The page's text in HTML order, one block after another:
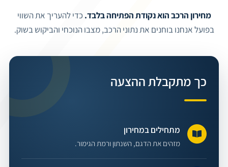
מחירון הרכב הוא נקודת הפתיחה בלבד. כדי להעריך את השווי
בפועל אנחנו בוחנים את נתוני הרכב, מצבו הנוכחי והביקוש בשוק.
כך מתקבלת ההצעה
מתחילים במחירון
מזהים את הדגם, השנתון ורמת הגימור.